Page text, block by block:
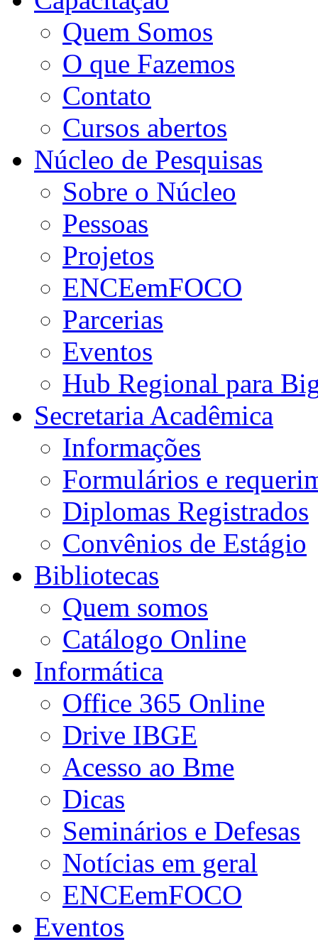
Quem Somos
O que Fazemos
Contato
Cursos abertos
Núcleo de Pesquisas
Sobre o Núcleo
Pessoas
Projetos
ENCEemFOCO
Parcerias
Eventos
Hub Regional para
Secretaria Acadêmica
Informações
Formulários e
Diplomas Registrados
Convênios de Estágio
Bibliotecas
Quem somos
Catálogo Online
Informática
Office 365 Online
Drive IBGE
Acesso ao Bme
Dicas
Seminários e Defesas
Notícias em geral
ENCEemFOCO
Eventos